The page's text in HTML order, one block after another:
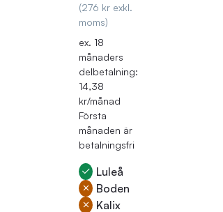
(276 kr exkl.
moms)
ex. 18
månaders
delbetalning:
14,38
kr/månad
Första
månaden är
betalningsfri
Luleå
Boden
Kalix